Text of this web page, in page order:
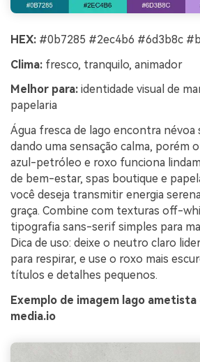
HEX: #0b7285 #2ec4b6 #6d3b8c
Clima: fresco, tranquilo, animador
Melhor para: identidade visual de
papelaria
Água fresca de lago encontra névoa
dando uma sensação calma, porém
azul-petróleo e roxo funciona
de bem-estar, spas boutique e
você deseja transmitir energia
graça. Combine com texturas off-
tipografia sans-serif simples para
Dica de uso: deixe o neutro claro
para respirar, e use o roxo mais
títulos e detalhes pequenos.
Exemplo de imagem lago ametista
media.io